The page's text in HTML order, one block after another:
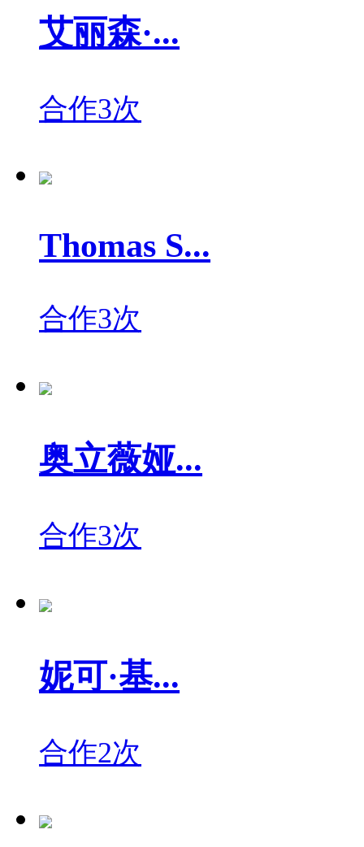
艾丽森·...
合作3次
Thomas S...
合作3次
奥立薇娅...
合作3次
妮可·基...
合作2次